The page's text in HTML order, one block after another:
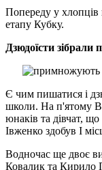
Попереду у хлопців
етапу Кубку.
Дзюдоїсти зібрали
Є чим пишатися і
школи. На п'ятому
юнаків та дівчат,
Івженко здобув І
Водночас ще двоє
Ковалик та Кирило